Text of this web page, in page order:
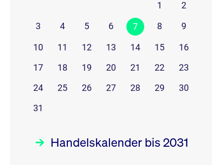
1
2
3
4 5 6 7 8 9
10 11 12 13 14 15
16
17
18 19 20 21 22
23
24
25 26 27 28 29
30
31
Handelskalender bis 2031